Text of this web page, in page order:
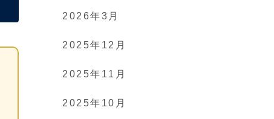
2026年3月
2025年12月
2025年11月
2025年10月